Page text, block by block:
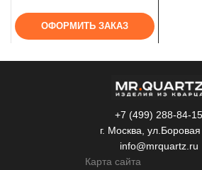
ОФОРМИТЬ ЗАКАЗ
+7 (499) 288-84-15
г. Москва,
info@mrquartz.ru
Карта сайта